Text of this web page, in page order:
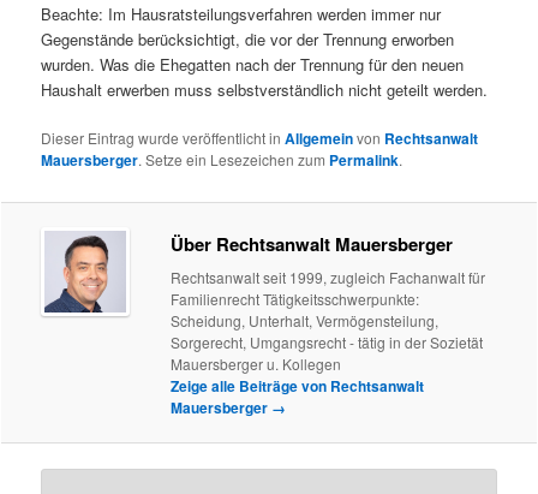
Beachte: Im Hausratsteilungsverfahren werden immer nur
Gegenstände berücksichtigt, die vor der Trennung erworben
wurden. Was die Ehegatten nach der Trennung für den neuen
Haushalt erwerben muss selbstverständlich nicht geteilt werden.
Dieser Eintrag wurde veröffentlicht inAllgemeinvon Rechtsanwalt
Mauersberger. Setze ein Lesezeichen zum Permalink.
Über Rechtsanwalt Mauersberger
Rechtsanwalt seit 1999, zugleich Fachanwalt für
Familienrecht Tätigkeitsschwerpunkte:
Scheidung, Unterhalt, Vermögensteilung,
Sorgerecht, Umgangsrecht - tätig in der Sozietät
Mauersberger u. Kollegen
Zeige alle Beiträge von Rechtsanwalt
Mauersberger →